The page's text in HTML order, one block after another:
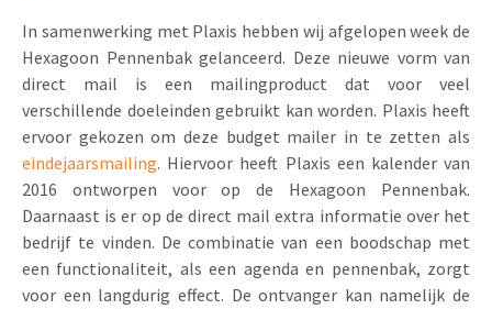
In samenwerking met Plaxis hebben wij afgelopen week de
Hexagoon Pennenbak gelanceerd. Deze nieuwe vorm van
direct mail is een mailingproduct dat voor veel
verschillende doeleinden gebruikt kan worden. Plaxis heeft
ervoor gekozen om deze budget mailer in te zetten als
eindejaarsmailing. Hiervoor heeft Plaxis een kalender van
2016 ontworpen voor op de Hexagoon Pennenbak.
Daarnaast is er op de direct mail extra informatie over het
bedrijf te vinden. De combinatie van een boodschap met
een functionaliteit, als een agenda en pennenbak, zorgt
voor een langdurig effect. De ontvanger kan namelijk de
Pop-up Kaarten
Geluidskaarten
Lenticular Cards
Twin Sliders
Tabkaarten
Budget kaarten
Media Marketing
Automotive Marketing
Non-profit Marketing
Marketing in de Zorg
Duurzame Marketing
Marketing voor Scholen
Uitnodigingen
Product Introductie
App-lancering
Kalender maken
Klantenbinding
Over Ons
Vacatures
Contactgegevens
Brochure downloaden